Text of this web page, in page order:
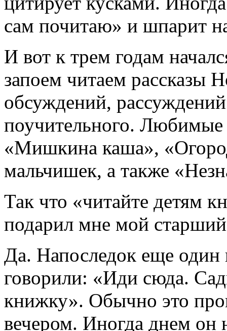
сам почитаю» и шпарит
И вот к трем годам
запоем читаем рассказы
обсуждений,
поучительного. Любимые
«Мишкина каша»,
мальчишек, а также
Так что «читайте детям
подарил мне мой старший
Да. Напоследок еще
говорили: «Иди сюда.
книжку». Обычно это
вечером. Иногда днем он